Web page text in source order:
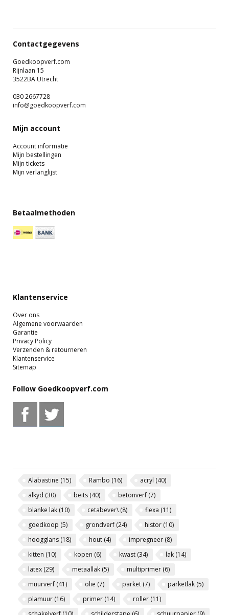
Contactgegevens
Goedkoopverf.com
Rijnlaan 15
3522BA Utrecht
030 2667728
info@goedkoopverf.com
Mijn account
Account informatie
Mijn bestellingen
Mijn tickets
Mijn verlanglijst
Betaalmethoden
Klantenservice
Over ons
Algemene voorwaarden
Garantie
Privacy Policy
Verzenden & retourneren
Klantenservice
Sitemap
Follow Goedkoopverf.com
Alabastine (15) Rambo (16) acryl (40)
alkyd (30) beits (40) betonverf (7)
blanke lak (10) cetabever\(8) flexa (11)
goedkoop (5) grondverf (24) histor (10)
hoogglans (18) hout (4) impregneer (8)
kitten (10) kopen (6) kwast (34) lak (14)
latex (29) metaallak (5) multiprimer (6)
muurverf (41) olie (7) parket (7) parketlak (5)
plamuur (16) primer (14) roller (11)